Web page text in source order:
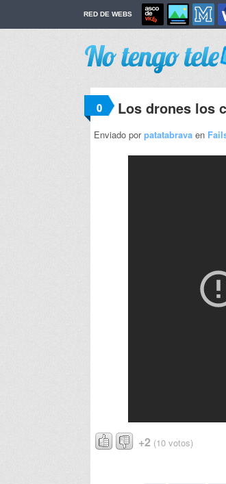
RED DE WEBS
0 Los drones los
Enviado porpatatabrava en
+2 (10 votos)